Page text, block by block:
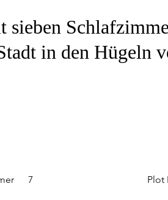
in den Hügeln
7 Plot